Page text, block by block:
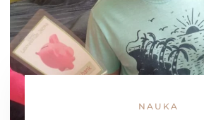
NAUKA